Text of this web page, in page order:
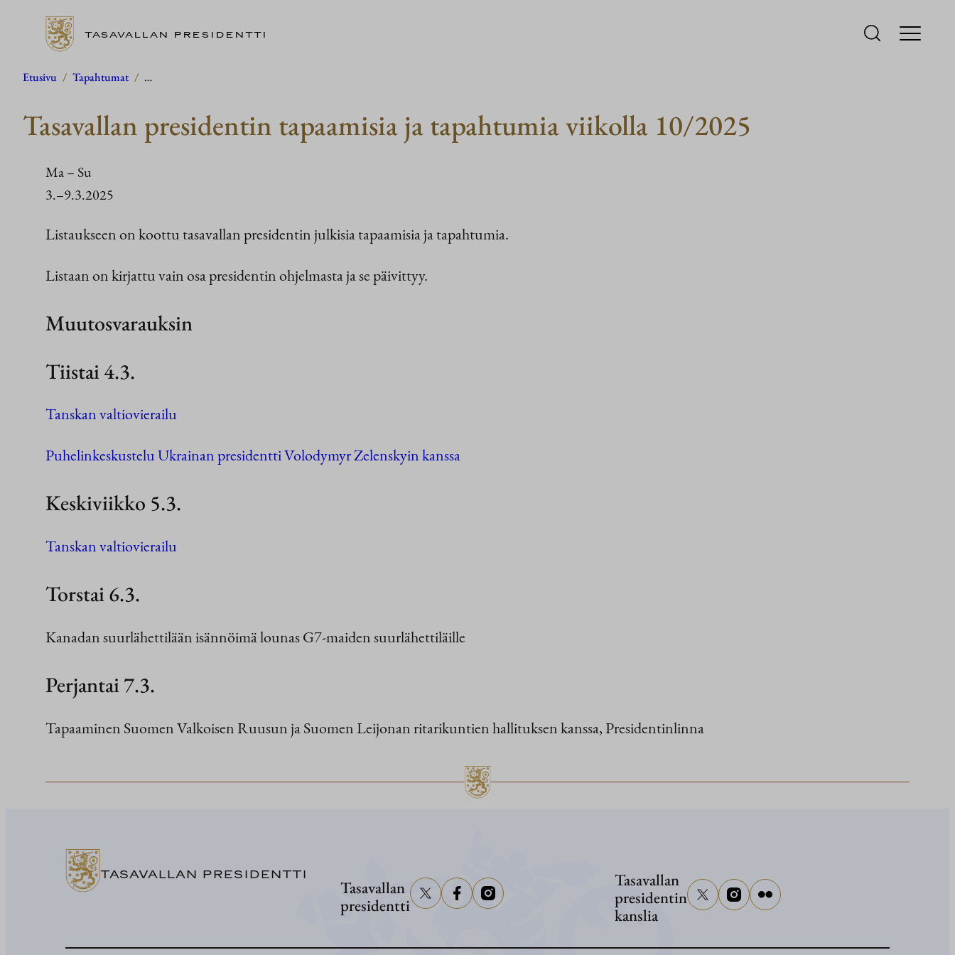
Siirry
TASAVALLAN PRESIDENTTI
Etusivu / Tapahtumat / …
Tasavallan presidentin tapaamisia ja tapahtumia viikolla 10/2025
Ma–Su
3.–9.3.2025
Listaukseen on koottu tasavallan presidentin julkisia tapaamisia ja tapahtumia.
Listaan on kirjattu vain osa presidentin ohjelmasta ja se päivittyy.
Muutosvarauksin
Tiistai 4.3.
Tanskan valtiovierailu
Puhelinkeskustelu Ukrainan presidentti Volodymyr Zelenskyin kanssa
Keskiviikko 5.3.
Tanskan valtiovierailu
Torstai 6.3.
Kanadan suurlähettilään isännöimä lounas G7-maiden suurlähettiläille
Perjantai 7.3.
Tapaaminen Suomen Valkoisen Ruusun ja Suomen Leijonan ritarikuntien hallituksen kanssa, Presidentinlinna
TASAVALLAN PRESIDENTTI
Tasavallan
presidentti
Tasavallan
presidentin
kanslia